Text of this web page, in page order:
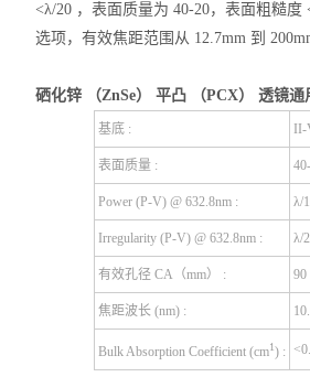
<λ/20 ，表面质量为 40-20，表面粗糙度
选项，有效焦距范围从 12.7mm 到
硒化锌 （ZnSe） 平凸 （PCX） 透镜通
基底 :
表面质量 :
Power (P-V) @ 632.8nm : λ/
Irregularity (P-V) @ 632.8nm : λ/
有效孔径 CA（mm） : 90
焦距波长 (nm) :
Bulk Absorption Coefficient (cm1) :